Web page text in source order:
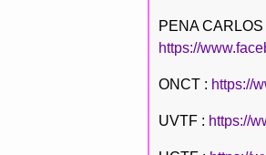
PENA CARLOS
https://
ONCT : https://
UVTF : https://